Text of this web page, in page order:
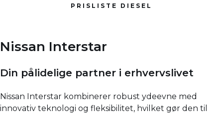
PRISLISTE DIESEL
Nissan Interstar
Din pålidelige partner i erhvervslivet
Nissan Interstar kombinerer robust ydeevne med
innovativ teknologi og fleksibilitet, hvilket gør den til